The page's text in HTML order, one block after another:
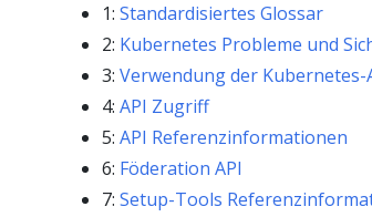
1: Standardisiertes Glossar
2: Kubernetes Probleme und
3: Verwendung der Kubernetes-
4: API Zugriff
5: API Referenzinformationen
6: Föderation API
7: Setup-Tools